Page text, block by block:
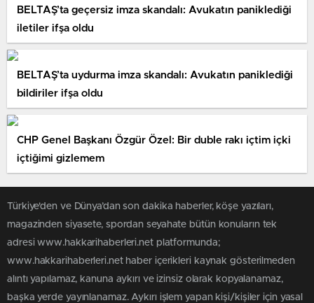
BELTAŞ’ta geçersiz imza skandalı: Avukatın paniklediği
iletiler ifşa oldu
BELTAŞ’ta uydurma imza skandalı: Avukatın paniklediği
bildiriler ifşa oldu
CHP Genel Başkanı Özgür Özel: Bir duble rakı içtim içki
içtiğimi gizlemem
Türkiye'den ve Dünya’dan son dakika haberler, köşe yazıları,
magazinden siyasete, spordan seyahate bütün konuların tek
adresi www.hakkarihaberleri.net platformunda;
www.hakkarihaberleri.net haber içerikleri kaynak gösterilmeden
alıntı yapılamaz, kanuna aykırı ve izinsiz olarak kopyalanamaz,
başka yerde yayınlanamaz. Aykırı işlem yapan kişi/kişiler için yasal